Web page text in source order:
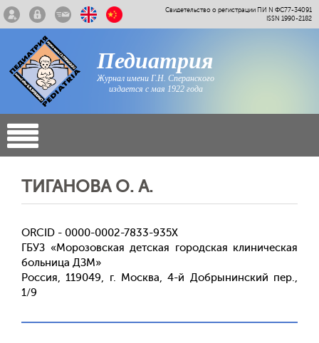
Свидетельство о регистрации ПИ N ФС77-34091
ISSN 1990-2182
Педиатрия
Журнал имени Г.Н. Сперанского
издается с мая 1922 года
ТИГАНОВА О. А.
ORCID - 0000-0002-7833-935X
ГБУЗ «Морозовская детская городская клиническая
больница ДЗМ»
Россия, 119049, г. Москва, 4-й Добрынинский пер.,
1/9